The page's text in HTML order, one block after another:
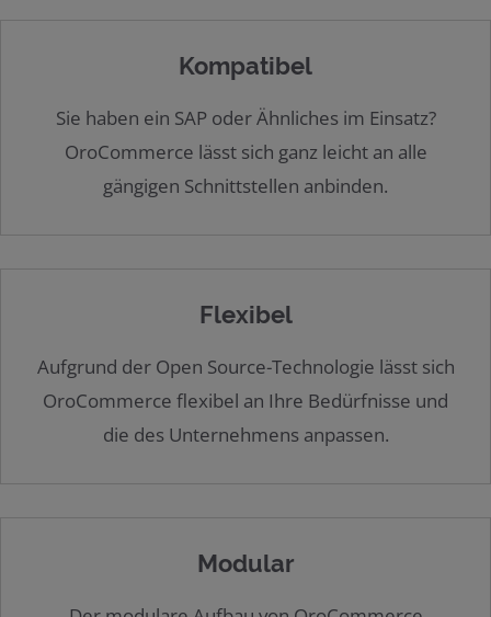
Kompatibel
Sie haben ein SAP oder Ähnliches im Einsatz?
OroCommerce lässt sich ganz leicht an alle
gängigen Schnittstellen anbinden.
Flexibel
Aufgrund der Open Source-Technologie lässt sich
OroCommerce flexibel an Ihre Bedürfnisse und
die des Unternehmens anpassen.
Modular